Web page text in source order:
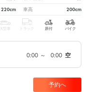
220cm 車高 200cm
大型車 トラック 原付 バイク
0:00 ～ 0:00 空
予約へ